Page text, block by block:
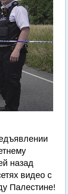
назад
видео с
Палестине!